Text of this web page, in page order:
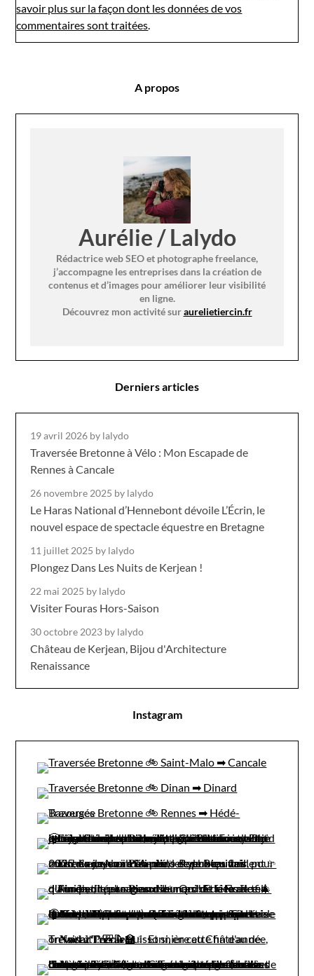
savoir plus sur la façon dont les données de vos
commentaires sont traitées
A propos
Aurélie / Lalydo
Rédactrice web SEO et photographe freelance,
j’accompagne les entreprises dans la création de
contenus et d’images pour améliorer leur visibilité
en ligne.
Découvrez mon activité suraurelietiercin.fr
Derniers articles
19 avril 2026 by lalydo
Traversée Bretonne à Vélo : Mon Escapade de
Rennes à Cancale
26 novembre 2025 by lalydo
Le Haras National d’Hennebont dévoile L’Écrin, le
nouvel espace de spectacle équestre en Bretagne
11 juillet 2025 by lalydo
Plongez Dans Les Nuits de Kerjean !
22 mai 2025 by lalydo
Visiter Fouras Hors-Saison
30 octobre 2023 by lalydo
Château de Kerjean, Bijou d'Architecture
Renaissance
Instagram